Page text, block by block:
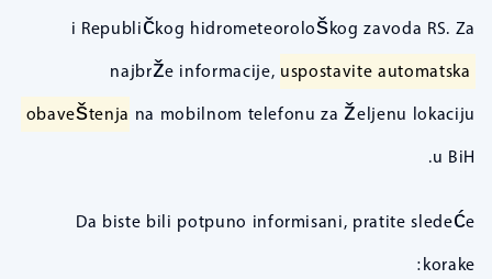
i Republičkog hidrometeorološkog zavoda RS. Za
najbrže informacije, uspostavite automatska
obaveštenja na mobilnom telefonu za željenu lokaciju
u BiH.
Da biste bili potpuno informisani, pratite sledeće
korake: